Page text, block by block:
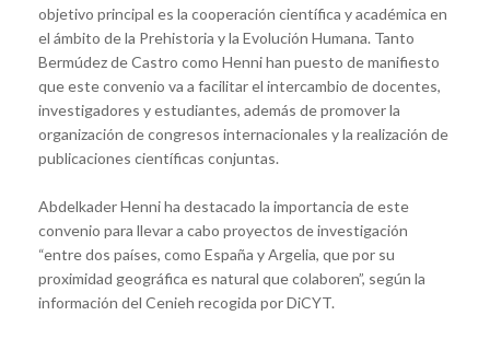
objetivo principal es la cooperación científica y académica en
el ámbito de la Prehistoria y la Evolución Humana. Tanto
Bermúdez de Castro como Henni han puesto de manifiesto
que este convenio va a facilitar el intercambio de docentes,
investigadores y estudiantes, además de promover la
organización de congresos internacionales y la realización de
publicaciones científicas conjuntas.
Abdelkader Henni ha destacado la importancia de este
convenio para llevar a cabo proyectos de investigación
“entre dos países, como España y Argelia, que por su
proximidad geográfica es natural que colaboren”, según la
información del Cenieh recogida por DiCYT.